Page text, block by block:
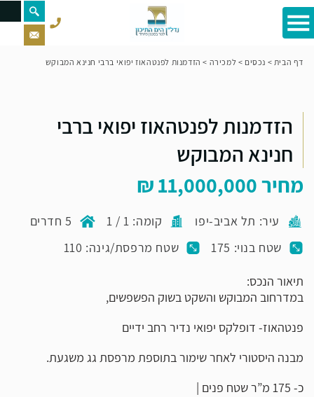
דף הבית > נכסים > למכירה > הזדמנות לפנטהאוז יפואי ברבי חנינא המבוקש
הזדמנות לפנטהאוז יפואי ברבי
חנינא המבוקש
מחיר11,000,000
עיר: תל אביב-יפו קומה: 1 / 1
5 חדרים
שטח בנוי: 175
שטח מרפסת/גינה: 110
תיאור הנכס:
במדרחוב המבוקש והשקט בשוק הפשפשים,
פנטהאוז- דופלקס יפואי נדיר רחב ידיים
מבנה היסטורי לאחר שימור בתוספת מרפסת גג משגעת.
כ- 175 מ”ר שטח פנים |